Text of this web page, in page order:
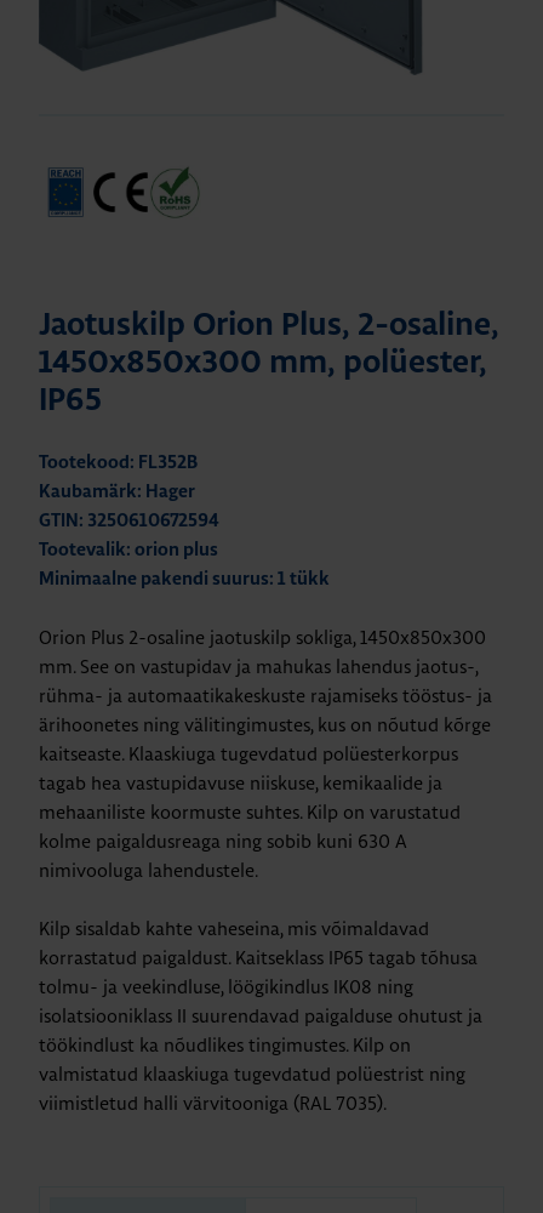
Jaotuskilp Orion Plus, 2-osaline,
1450x850x300 mm, polüester,
IP65
Tootekood: FL352B
Kaubamärk: Hager
GTIN: 3250610672594
Tootevalik: orion plus
Minimaalne pakendi suurus: 1 tükk
Orion Plus 2-osaline jaotuskilp sokliga, 1450x850x300
mm. See on vastupidav ja mahukas lahendus jaotus-,
rühma- ja automaatikakeskuste rajamiseks tööstus- ja
ärihoonetes ning välitingimustes, kus on nõutud kõrge
kaitseaste. Klaaskiuga tugevdatud polüesterkorpus
tagab hea vastupidavuse niiskuse, kemikaalide ja
mehaaniliste koormuste suhtes. Kilp on varustatud
kolme paigaldusreaga ning sobib kuni 630 A
nimivooluga lahendustele.
Kilp sisaldab kahte vaheseina, mis võimaldavad
korrastatud paigaldust. Kaitseklass IP65 tagab tõhusa
tolmu- ja veekindluse, löögikindlus IK08 ning
isolatsiooniklass II suurendavad paigalduse ohutust ja
töökindlust ka nõudlikes tingimustes. Kilp on
valmistatud klaaskiuga tugevdatud polüestrist ning
viimistletud halli värvitooniga (RAL 7035).